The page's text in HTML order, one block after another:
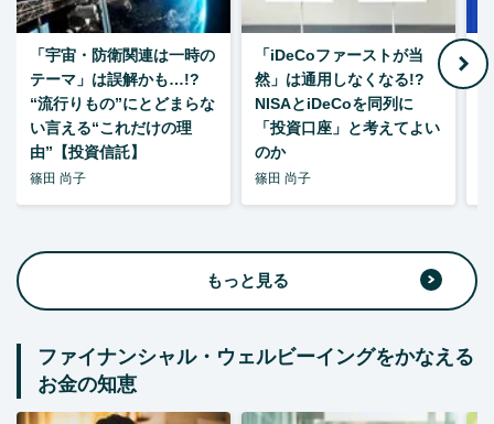
「宇宙・防衛関連は一時の
テーマ」は誤解かも…!?
“流行りもの”にとどまらな
い言える“これだけの理
由”【投資信託】
篠田 尚子
「iDeCoファーストが当
然」は通用しなくなる!?
NISAとiDeCoを同列に
「投資口座」と考えてよい
のか
篠田 尚子
もっと見る
ファイナンシャル・ウェルビーイングをかなえる
お金の知恵